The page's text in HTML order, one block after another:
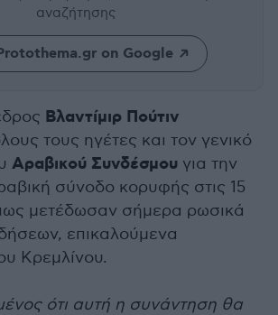
αναζήτησης
on Google
Βλαντίμιρ Πούτιν
τους ηγέτες και τον γενικό
Αραβικού Συνδέσμου για την
σύνοδο κορυφής στις 15
μετέδωσαν σήμερα ρωσικά
επικαλούμενα
Κρεμλίνου.
ότι αυτή η συνάντηση θα